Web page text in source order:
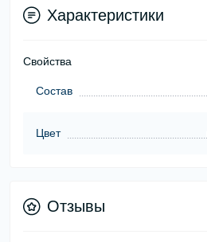
Характеристики
Свойства
Состав
Цвет
Отзывы